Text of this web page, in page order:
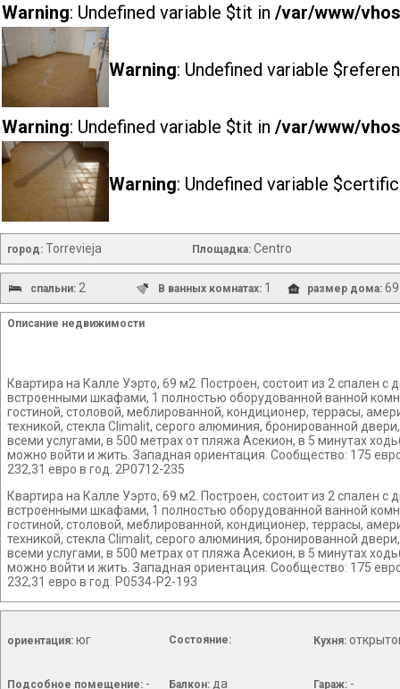
Warning: Undefined variable $tit in /var/www/
Warning: Undefined variable
Warning: Undefined variable $tit in /var/www/
Warning: Undefined variable
город: Torrevieja Площадка: Centro
спальни: 2 В ванных комнатах: 1 размер дома:
Описание недвижимости
Квартира на Калле Уэрто, 69 м2. Построен, состоит из 2 спален
встроенными шкафами, 1 полностью оборудованной ванной
гостиной, столовой, меблированной, кондиционер, террасы,
техникой, стекла Climalit, серого алюминия, бронированной
всеми услугами, в 500 метрах от пляжа Асекион, в 5 минутах
можно войти и жить. Западная ориентация. Сообщество: 175
232,31 евро в год. 2P0712-235
Квартира на Калле Уэрто, 69 м2. Построен, состоит из 2 спален
встроенными шкафами, 1 полностью оборудованной ванной
гостиной, столовой, меблированной, кондиционер, террасы,
техникой, стекла Climalit, серого алюминия, бронированной
всеми услугами, в 500 метрах от пляжа Асекион, в 5 минутах
можно войти и жить. Западная ориентация. Сообщество: 175
232,31 евро в год. P0534-P2-193
ориентация: юг Состояние: Кухня:
Подсобное помещение: - Балкон: да Гараж: -